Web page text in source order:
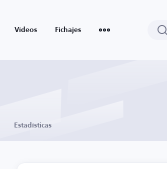
Vídeos Fichajes
Estadísticas